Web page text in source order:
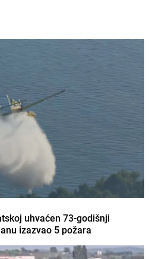
uhvaćen 73-godišnji
izazvao 5 požara